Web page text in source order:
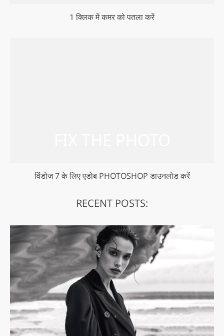
1 क्लिक में कमर को पतला करें
विंडोज 7 के लिए एडोब PHOTOSHOP डाउनलोड करें
RECENT POSTS: